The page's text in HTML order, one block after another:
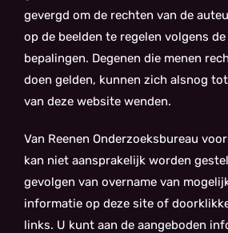
gevergd om de rechten van de
op de beelden te regelen volgens
bepalingen. Degenen die menen
doen gelden, kunnen zich alsnog
van deze website wenden.
Van Reenen Onderzoeksbureau
kan niet aansprakelijk worden
gevolgen van overname van
informatie op deze site of
links. U kunt aan de aangeboden